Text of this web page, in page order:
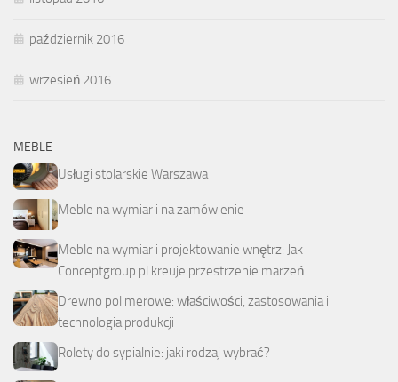
październik 2016
wrzesień 2016
MEBLE
Usługi stolarskie Warszawa
Meble na wymiar i na zamówienie
Meble na wymiar i projektowanie wnętrz: Jak
Conceptgroup.pl kreuje przestrzenie marzeń
Drewno polimerowe: właściwości, zastosowania i
technologia produkcji
Rolety do sypialnie: jaki rodzaj wybrać?